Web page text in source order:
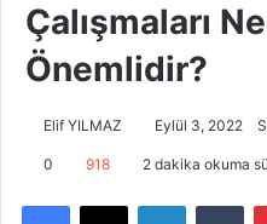
Çalışmaları
Önemlidir?
Elif YILMAZ Eylül 3, 2022
0 918 2 dakika okuma
Facebook
X LinkedIn